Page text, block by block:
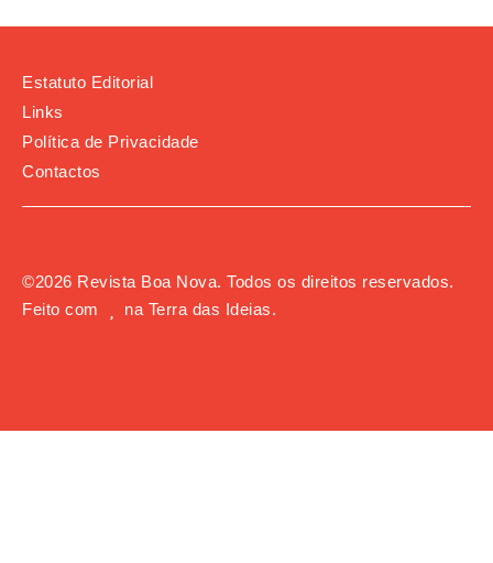
Estatuto Editorial
Links
Política de Privacidade
Contactos
©2026 Revista Boa Nova. Todos os direitos reservados.
Feito com
na Terra das Ideias.